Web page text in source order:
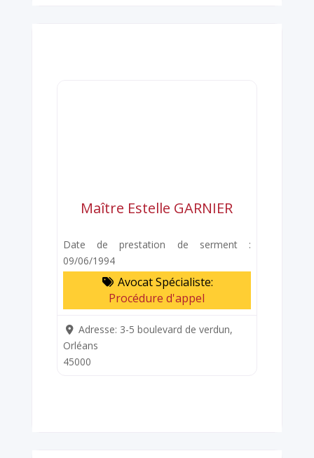
Maître Estelle GARNIER
Date de prestation de serment :
09/06/1994
Avocat Spécialiste:
Procédure d'appel
Adresse: 3-5 boulevard de verdun,
Orléans
45000